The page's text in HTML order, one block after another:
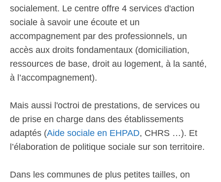
socialement. Le centre offre 4 services d'action
sociale à savoir une écoute et un
accompagnement par des professionnels, un
accès aux droits fondamentaux (domiciliation,
ressources de base, droit au logement, à la santé,
à l’accompagnement).
Mais aussi l'octroi de prestations, de services ou
de prise en charge dans des établissements
adaptés (Aide sociale en EHPAD, CHRS …). Et
l’élaboration de politique sociale sur son territoire.
Dans les communes de plus petites tailles, on